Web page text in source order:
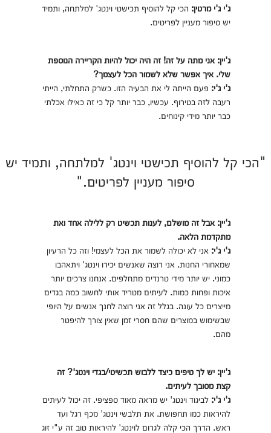
ג'י ג'י מרטין: הכי קל להוסיף תכישטי וינטג' למלתחה, ותמיד
יש סיפור מעניין לפריטים.
ג'יין: אני מתה על זה! זה היה יכול להיות הקריירה הנוספת
שלי. איך אפשר שלא לשמור הכל לעצמך?
ג'י ג'י: פעם הייתה לי את הבעיה הזו. כשרק התחלתי, הייתי
רעבה לזה בטירוף. עכשיו, כבר יותר קל כי זה כאילו אכלתי
כבר יותר מידי קינוחים.
"הכי קל להוסיף תכישטי וינטג' למלתחה, ותמיד יש
סיפור מעניין לפריטים."
ג'יין: אבל זה מושלם, לענות תכשיט רק ללילה אחד ואת
מתקדמת הלאה.
ג'י ג'י: אני לא יכולה לשמור את הכל לעצמי! וזה כל הרעיון
שמאחורי החנות. אני רוצה שאנשים יכירו וינטג' ויתאהבו
כמוני. יש יותר מידי טרנדים מתחלפים. אנחנו צרכים יותר
איכות ופחות כמות. לעיתים מטריד אותי לחשוב כמה בגדים
מייצרים כל עונה. בגלל זה אני רוצה לחנך אנשים על היופי
שבשימוש במוצרים שהם חסרי זמן שאין צורך להיפטר
מהם.
ג'יין: יש לך טיפים כיצד ללבוש תכשיטי/בגדי וינטג'? זה
קצת מסובך לעיתים.
ג'י ג'י:לביגוד וינטג' יש מראה מאוד ספציפי. זה יכול לעיתים
להיראות כמו תחפושת. את תלבשי וינטג' מכף רגל ועד
ראש. הדרך הכי קלה לגרום לוינטג' להיראות טוב זה ע"י זוג